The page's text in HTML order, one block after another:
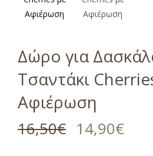
Δώρο για
Τσαντάκι
Αφιέρωση
16,50€ 14,90€